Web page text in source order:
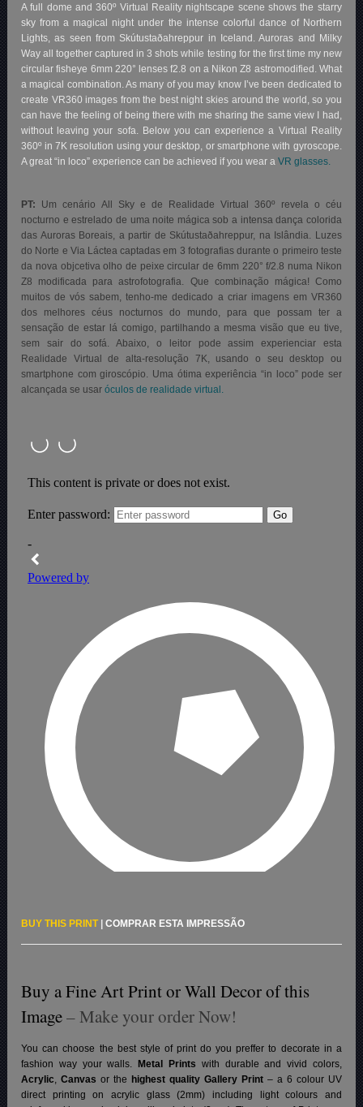
A full dome and 360º Virtual Reality nightscape scene shows the starry
sky from a magical night under the intense colorful dance of Northern
Lights, as seen from Skútustaðahreppur in Iceland. Auroras and Milky
Way all together captured in 3 shots while testing for the first time my new
circular fisheye 6mm 220° lenses f2.8 on a Nikon Z8 astromodified. What
a magical combination. As many of you may know I’ve been dedicated to
create VR360 images from the best night skies around the world, so you
can have the feeling of being there with me sharing the same view I had,
without leaving your sofa. Below you can experience a Virtual Reality
360º in 7K resolution using your desktop, or smartphone with gyroscope.
A great “in loco” experience can be achieved if you wear aVR glasses.
PT: Um cenário All Sky e de Realidade Virtual 360º revela o céu
nocturno e estrelado de uma noite mágica sob a intensa dança colorida
das Auroras Boreais, a partir de Skútustaðahreppur, na Islândia. Luzes
do Norte e Via Láctea captadas em 3 fotografias durante o primeiro teste
da nova objcetiva olho de peixe circular de 6mm 220° f/2.8 numa Nikon
Z8 modificada para astrofotografia. Que combinação mágica! Como
muitos de vós sabem, tenho-me dedicado a criar imagens em VR360
dos melhores céus nocturnos do mundo, para que possam ter a
sensação de estar lá comigo, partilhando a mesma visão que eu tive,
sem sair do sofá. Abaixo, o leitor pode assim experienciar esta
Realidade Virtual de alta-resolução 7K, usando o seu desktop ou
smartphone com giroscópio. Uma ótima experiência “in loco” pode ser
alcançada se usaróculos de realidade virtual.
BUY THIS PRINT |COMPRAR ESTA IMPRESSÃO
Buy a Fine Art Print or Wall Decor of this
Image– Make your order Now!
You can choose the best style of print do you preffer to decorate in a
fashion way your walls.Metal Prints with durable and vivid colors,
Acrylic ,Canvas or the highest quality Gallery Print– a 6 colour UV
direct printing on acrylic glass (2mm) including light colours and